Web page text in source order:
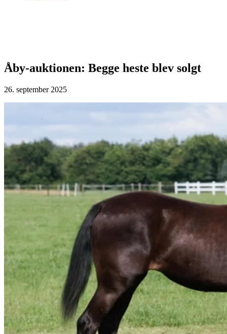
Åby-auktionen: Begge heste blev solgt
26. september 2025